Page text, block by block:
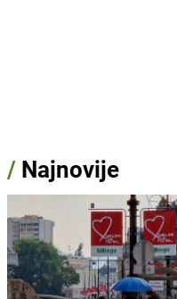
/ Najnovije